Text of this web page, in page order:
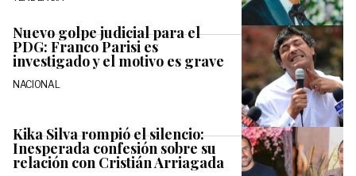
Nuevo golpe judicial para el
PDG: Franco Parisi es
investigado y el motivo es grave
NACIONAL
Kika Silva rompió el silencio:
Inesperada confesión sobre su
relación con Cristián Arriagada